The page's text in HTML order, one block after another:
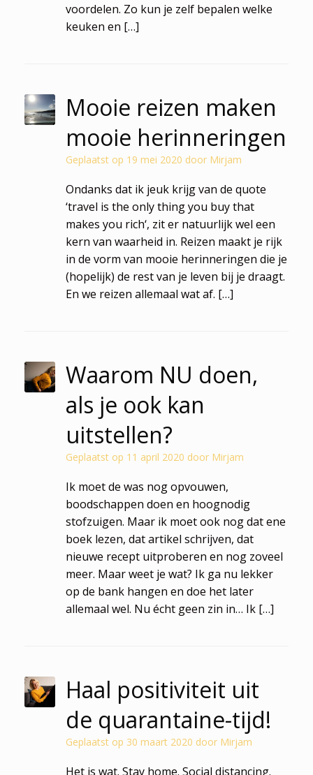
voordelen. Zo kun je zelf bepalen welke
keuken en […]
Mooie reizen maken
mooie herinneringen
Geplaatst op 19 mei 2020 door Mirjam
Ondanks dat ik jeuk krijg van de quote
‘travel is the only thing you buy that
makes you rich‘, zit er natuurlijk wel een
kern van waarheid in. Reizen maakt je rijk
in de vorm van mooie herinneringen die je
(hopelijk) de rest van je leven bij je draagt.
En we reizen allemaal wat af. […]
Waarom NU doen,
als je ook kan
uitstellen?
Geplaatst op 11 april 2020 door Mirjam
Ik moet de was nog opvouwen,
boodschappen doen en hoognodig
stofzuigen. Maar ik moet ook nog dat ene
boek lezen, dat artikel schrijven, dat
nieuwe recept uitproberen en nog zoveel
meer. Maar weet je wat? Ik ga nu lekker
op de bank hangen en doe het later
allemaal wel. Nu écht geen zin in… Ik […]
Haal positiviteit uit
de quarantaine-tijd!
Geplaatst op 30 maart 2020 door Mirjam
Het is wat. Stay home. Social distancing.